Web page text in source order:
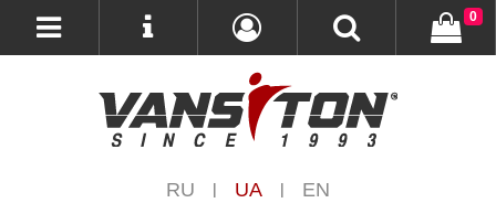
RU | UA |
EN
0